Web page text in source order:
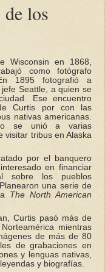
los
Wisconsin en 1868,
como fotógrafo
1895 fotografió a
Seattle, a quien se
Ese encuentro
Curtis por con las
nativas americanas.
se unió a varias
visitar tribus en Alaska
por el banquero
en financiar
sobre los pueblos
una serie de
The North American
Curtis pasó más de
mientras
de más de 80
de grabaciones en
y lenguas nativas,
y biografías.